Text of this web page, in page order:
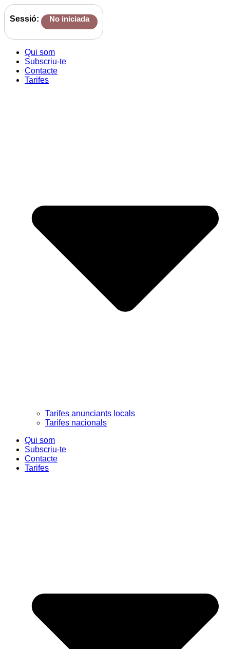
Sessió: No iniciada
Qui som
Subscriu-te
Contacte
Tarifes
Tarifes anunciants locals
Tarifes nacionals
Qui som
Subscriu-te
Contacte
Tarifes